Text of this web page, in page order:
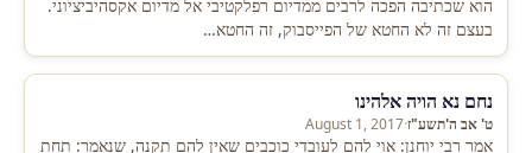
הוא שכתיבה הפכה לרבים ממדיום רפלקטיבי אל מדיום אקסהיביציוני.
בעצם זה לא החטא של הפייסבוק, זה החטא…
נחם נא הויה אלהינו
ט' אב ה'תשע"ז·
August 1, 2017
אמר רבי יוחנן: אוי להם לעובדי כוכבים שאין להם תקנה, שנאמר: תחת